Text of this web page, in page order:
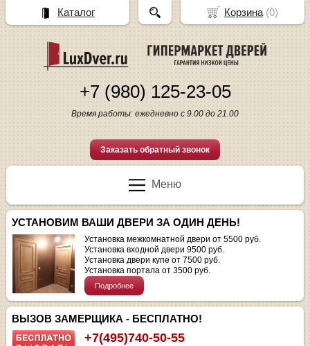
+7 (980) 125-23-05
Время работы: ежедневно с 9.00 до 21.00
Заказать обратный звонок
Меню
УСТАНОВИМ ВАШИ ДВЕРИ ЗА ОДИН ДЕНЬ!
Установка межкомнатной двери от 5500 руб.
Установка входной двери 9500 руб.
Установка двери купе от 7500 руб.
Установка портала от 3500 руб.
Подробнее
ВЫЗОВ ЗАМЕРЩИКА - БЕСПЛАТНО!
+7(495)740-50-55
Корзина(0)
Каталог